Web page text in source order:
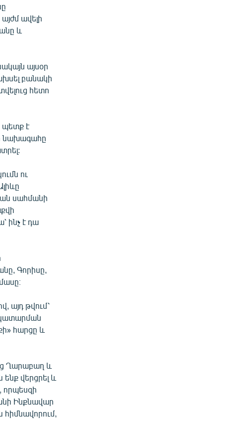
ավելի
և
այսօր
բանակի
հետո
պետք է
նախագահը
ու
սահմանի
ինչ է դա
Գորիսը,
այդ թվում՝
հարցը և
Ղարաբաղ և
վերցրել և
որպեսզի
Ինքնավար